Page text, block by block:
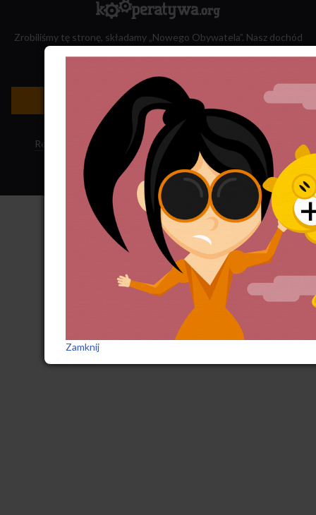
Zrobiliśmy tę stronę, składamy „Nowego Obywatela”. Nasz dochód
Newsletter »
Regulamin sklepu Polityka ciasteczek ·Subskrypcja RSS
Zamknij